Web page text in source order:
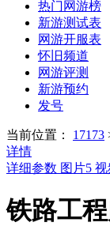
热门网游榜
新游测试表
网游开服表
怀旧频道
网游评测
新游预约
发号
当前位置： 17173
详情
详细参数 图片5 视
铁路工